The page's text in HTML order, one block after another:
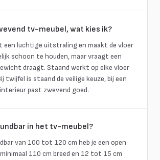
tv-meubel, wat kies ik?
een luchtige uitstraling en maakt de vloer
schoon te houden, maar vraagt een
draagt. Staand werkt op elke vloer
twijfel is staand de veilige keuze, bij een
past zwevend goed.
in het tv-meubel?
van 100 tot 120 cm heb je een open
110 cm breed en 12 tot 15 cm